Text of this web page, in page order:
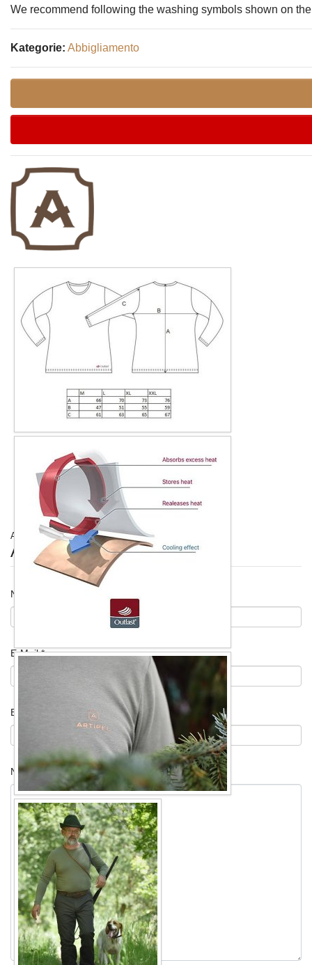
We recommend following the washing symbols shown on
Kategorie: Abbigliamento
Artikelnummer:OUTLAST W/KH
Anfrage senden
Name
E-Mail*
Betreff
Nachricht*